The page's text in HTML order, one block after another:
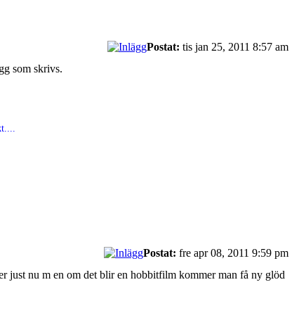
Postat: tis jan 25, 2011 8:57 am
som skrivs.
Postat: fre apr 08, 2011 9:59 pm
just nu m en om det blir en hobbitfilm kommer man få ny glöd